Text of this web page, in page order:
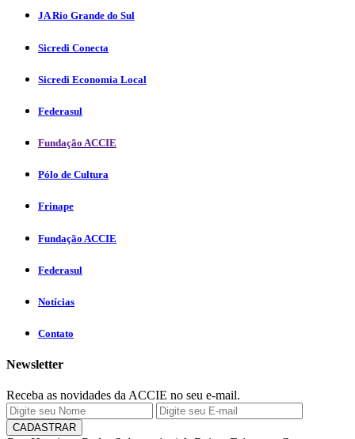
JA Rio Grande do Sul
Sicredi Conecta
Sicredi Economia Local
Federasul
Fundação ACCIE
Pólo de Cultura
Frinape
Fundação ACCIE
Federasul
Notícias
Contato
Newsletter
Receba as novidades da ACCIE no seu e-mail.